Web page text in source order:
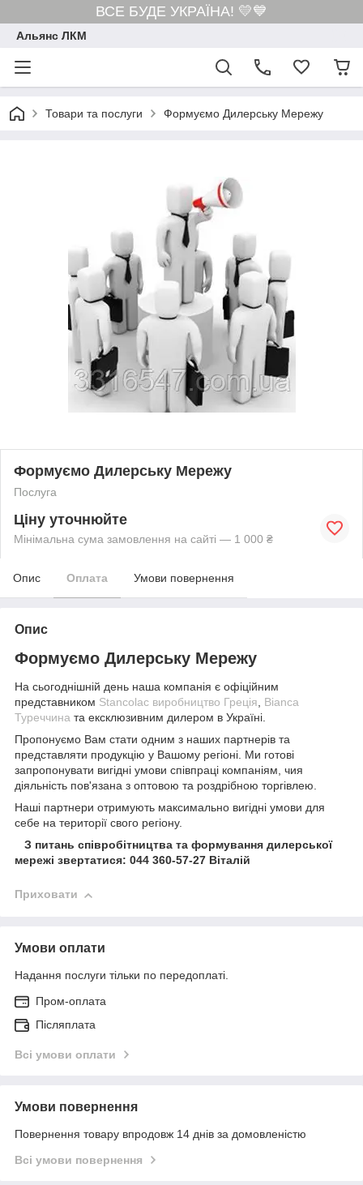
ВСЕ БУДЕ УКРАЇНА! 💛💙
Альянс ЛКМ
Товари та послуги Формуємо Дилерську Мережу
Формуємо Дилерську Мережу
Послуга
Ціну уточнюйте
Мінімальна сума замовлення на сайті — 1 000 ₴
Опис Оплата Умови повернення
Опис
Формуємо Дилерську Мережу
На сьогоднішній день наша компанія є офіційним
представником Stancolac виробництво Греція, Bianca
Туреччина та ексклюзивним дилером в Україні.
Пропонуємо Вам стати одним з наших партнерів та
представляти продукцію у Вашому регіоні. Ми готові
запропонувати вигідні умови співпраці компаніям, чия
діяльність пов'язана з оптовою та роздрібною торгівлею.
Наші партнери отримують максимально вигідні умови для
себе на території свого регіону.
З питань співробітництва та формування дилерської
мережі звертатися: 044 360-57-27 Віталій
Приховати
Умови оплати
Надання послуги тільки по передоплаті.
Пром-оплата
Післяплата
Всі умови оплати
Умови повернення
Повернення товару впродовж 14 днів за домовленістю
Всі умови повернення